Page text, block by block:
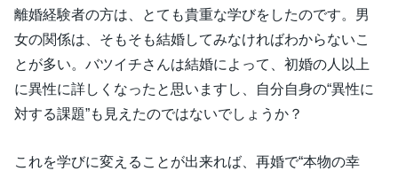
離婚経験者の方は、とても貴重な学びをしたのです。男
女の関係は、そもそも結婚してみなければわからないこ
とが多い。バツイチさんは結婚によって、初婚の人以上
に異性に詳しくなったと思いますし、自分自身の“異性に
対する課題”も見えたのではないでしょうか？
これを学びに変えることが出来れば、再婚で“本物の幸